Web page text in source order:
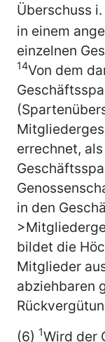
Überschuss i.
in einem
einzelnen
14Von dem
errechnet,
in den
bildet die
Mitglieder
abziehbaren
(6) 1Wird der